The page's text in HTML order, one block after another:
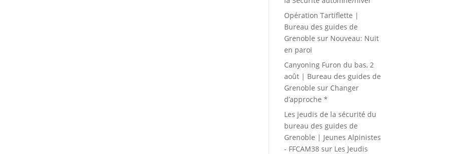
Opération Tartiflette |
Bureau des guides de
Grenoble sur Nouveau: Nuit
en paroi
Canyoning Furon du bas, 2
août | Bureau des guides de
Grenoble sur Changer
d’approche *
Les jeudis de la sécurité du
bureau des guides de
Grenoble | Jeunes Alpinistes
- FFCAM38 sur Les Jeudis